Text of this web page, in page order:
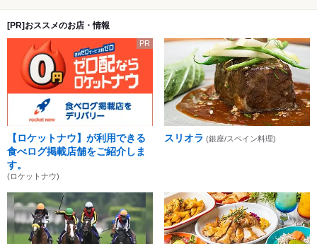
[PR]おススメのお店・情報
PR
【ロケットナウ】が利用できる
食べログ掲載店舗をご紹介しま
す。
(ロケットナウ)
スリオラ (銀座/スペイン料理)